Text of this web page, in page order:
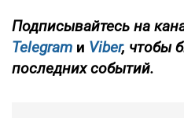
Подписывайтесь на
Telegram и Viber, чтобы
последних событий.